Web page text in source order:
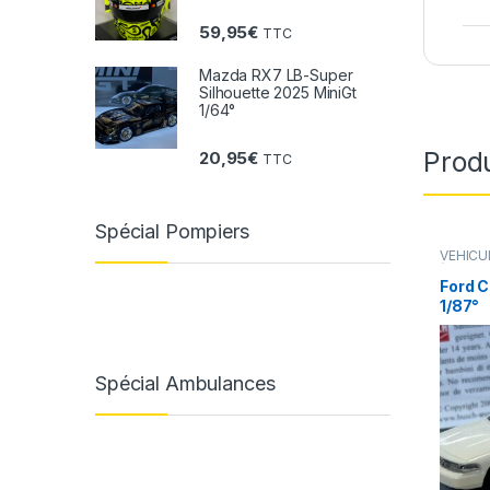
Ford
1/87°
59,95€ TTC
Mazda RX7 LB-Super
Silhouette 2025 MiniGt
1/64°
20,95€ TTC
Spécial Pompiers
Spécial Ambulances